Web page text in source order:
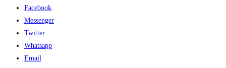
Facebook
Messenger
Twitter
Whatsapp
Email